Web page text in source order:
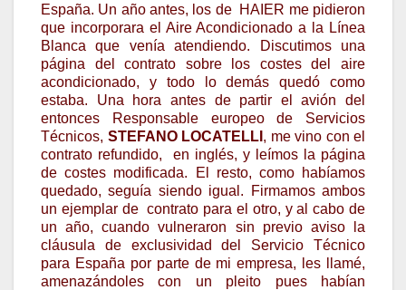
España. Un año antes, los de HAIER me pidieron
que incorporara el Aire Acondicionado a la Línea
Blanca que venía atendiendo. Discutimos una
página del contrato sobre los costes del aire
acondicionado, y todo lo demás quedó como
estaba. Una hora antes de partir el avión del
entonces Responsable europeo de Servicios
Técnicos, STEFANO LOCATELLI , me vino con el
contrato refundido, en inglés, y leímos la página
de costes modificada. El resto, como habíamos
quedado, seguía siendo igual. Firmamos ambos
un ejemplar de contrato para el otro, y al cabo de
un año, cuando vulneraron sin previo aviso la
cláusula de exclusividad del Servicio Técnico
para España por parte de mi empresa, les llamé,
amenazándoles con un pleito pues habían